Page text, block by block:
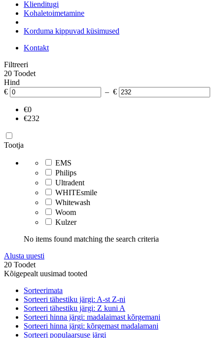
Klienditugi
Kohaletoimetamine
Korduma kippuvad küsimused
Kontakt
Filtreeri
20 Toodet
Hind
€
– €
€0
€232
Tootja
EMS
Philips
Ultradent
WHITEsmile
Whitewash
Woom
Kulzer
No items found matching the search criteria
Alusta uuesti
20 Toodet
Kõigepealt uusimad tooted
Sorteerimata
Sorteeri tähestiku järgi: A-st Z-ni
Sorteeri tähestiku järgi: Z kuni A
Sorteeri hinna järgi: madalaimast kõrgemani
Sorteeri hinna järgi: kõrgemast madalamani
Sorteeri populaarsuse järgi